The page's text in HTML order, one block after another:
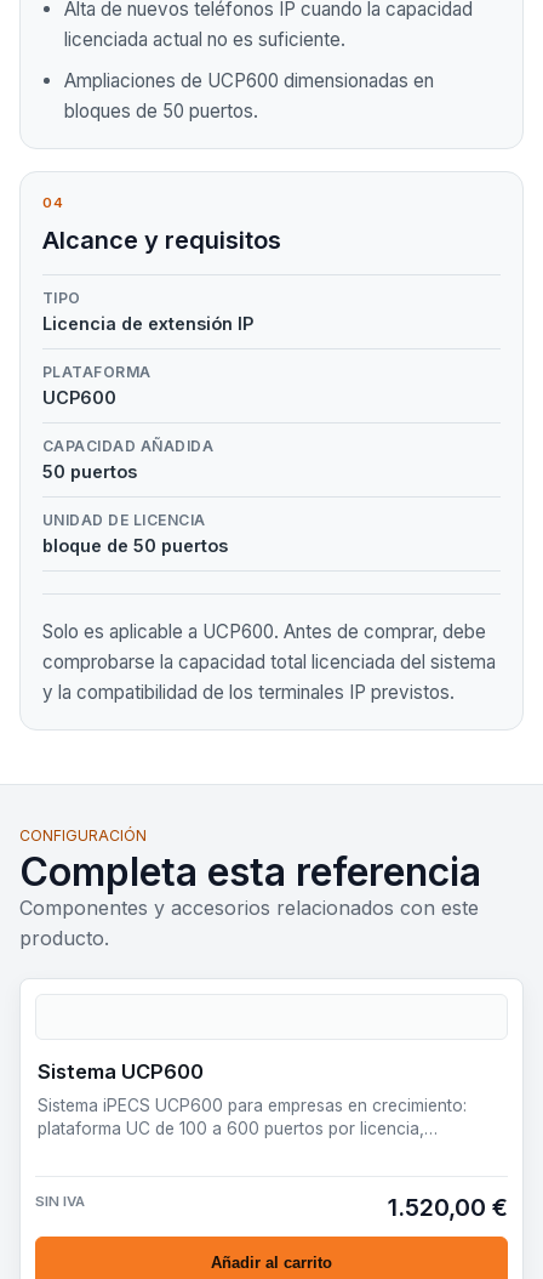
Alta de nuevos teléfonos IP cuando la capacidad
licenciada actual no es suficiente.
Ampliaciones de UCP600 dimensionadas en
bloques de 50 puertos.
04
Alcance y requisitos
TIPO
Licencia de extensión IP
PLATAFORMA
UCP600
CAPACIDAD AÑADIDA
50 puertos
UNIDAD DE LICENCIA
bloque de 50 puertos
Solo es aplicable a UCP600. Antes de comprar, debe
comprobarse la capacidad total licenciada del sistema
y la compatibilidad de los terminales IP previstos.
CONFIGURACIÓN
Completa esta referencia
Componentes y accesorios relacionados con este
producto.
Sistema UCP600
Sistema iPECS UCP600 para empresas en crecimiento:
plataforma UC de 100 a 600 puertos por licencia,
SIN IVA 1.520,00 €
Añadir al carrito